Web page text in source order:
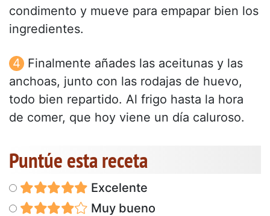
condimento y mueve para empapar bien los
ingredientes.
Finalmente añades las aceitunas y las
anchoas, junto con las rodajas de huevo,
todo bien repartido. Al frigo hasta la hora
de comer, que hoy viene un día caluroso.
Puntúe esta receta
Excelente
Muy bueno